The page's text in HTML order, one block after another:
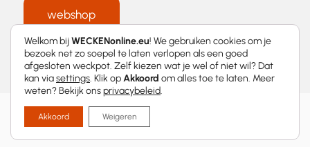
webshop
2026 © WECKENonline.eu │
Welkom bijWECKENonline.eu! We gebruiken cookies om je
bezoek net zo soepel te laten verlopen als een goed
afgesloten weckpot. Zelf kiezen wat je wel of niet wil? Dat
kan viasettings. Klik opAkkoord om alles toe te laten. Meer
weten? Bekijk onsprivacybeleid.
Akkoord Weigeren